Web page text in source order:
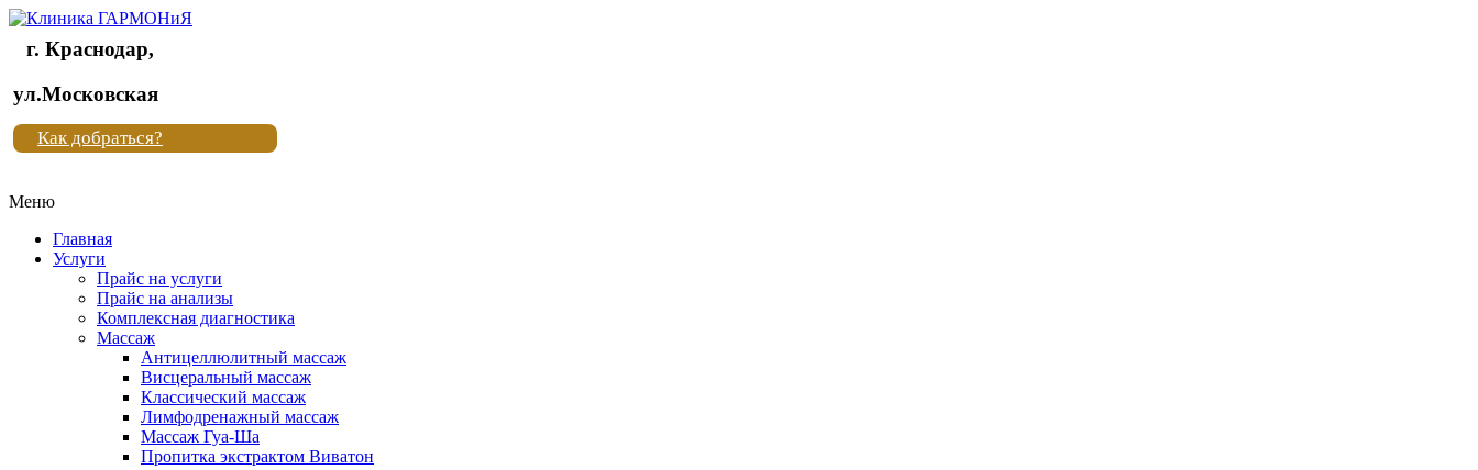
Клиника
"Новая
жизнь"
Клиника
жизнь"
г. Краснодар,
ул.Московская
Как добраться?
Меню
Главная
Услуги
Прайс на услуги
Прайс на анализы
Комплексная диагностика
Массаж
Антицеллюлитный массаж
Висцеральный массаж
Классический массаж
Лимфодренажный массаж
Массаж Гуа-Ша
Пропитка экстрактом Виватон